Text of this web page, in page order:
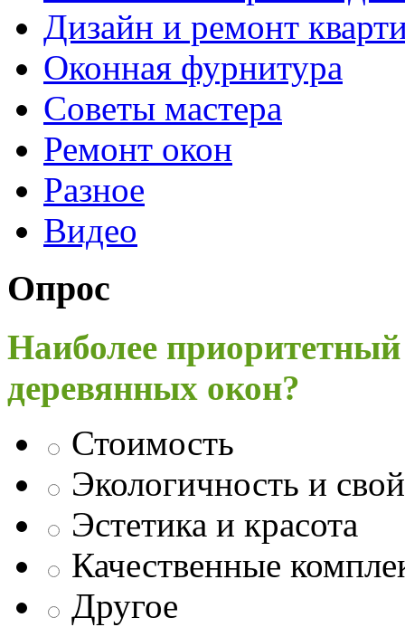
Дизайн и ремонт
Оконная фурнитура
Советы мастера
Ремонт окон
Разное
Видео
Опрос
Наиболее
деревянных окон?
Стоимость
Экологичность и
Эстетика и красота
Качественные
Другое